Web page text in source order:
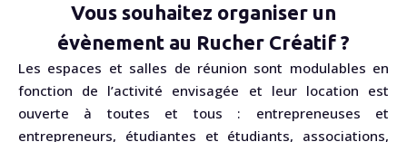
Vous souhaitez organiser un
évènement au Rucher Créatif ?
Les espaces et salles de réunion sont modulables en
fonction de l’activité envisagée et leur location est
ouverte à toutes et tous : entrepreneuses et
entrepreneurs, étudiantes et étudiants, associations,